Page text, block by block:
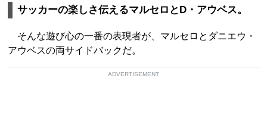
サッカーの楽しさ伝えるマルセロとD・アウベス。
そんな遊び心の一番の表現者が、マルセロとダニエウ・
アウベスの両サイドバックだ。
ADVERTISEMENT